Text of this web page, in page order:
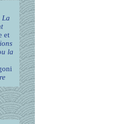
La
et
la